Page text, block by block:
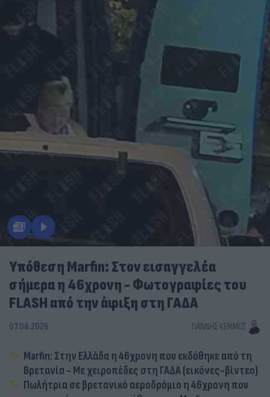
Υπόθεση Marfin: Στον εισαγγελέα
σήμερα η 46χρονη - Φωτογραφίες του
FLASH από την άφιξη στη ΓΑΔΑ
07.08.2026 ΓΙΆΝΝΗΣ ΚΈΜΜΟΣ
Marfin: Στην Ελλάδα η 46χρονη που εκδόθηκε από τη
Βρετανία - Με χειροπέδες στη ΓΑΔΑ (εικόνες-βίντεο)
Πωλήτρια σε βρετανικό αεροδρόμιο η 46χρονη που